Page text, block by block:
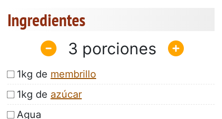
Ingredientes
3
1kg de membrillo
1kg de azúcar
Agua